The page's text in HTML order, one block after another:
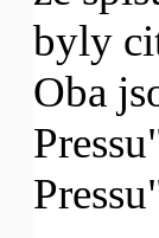
byly
Oba